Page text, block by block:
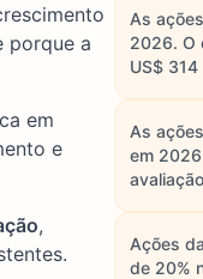
porque a
em
e
,
As
2026. O
US$ 314
As
em
avaliação
Ações
de 20%